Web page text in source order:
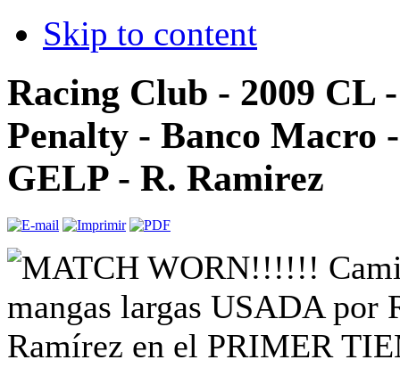
Skip to content
Racing Club - 2009 CL
Penalty - Banco Macro
GELP - R. Ramirez